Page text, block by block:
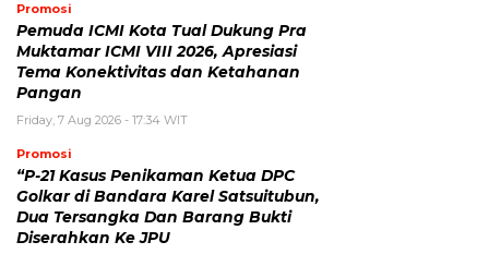
Promosi
Pemuda ICMI Kota Tual Dukung Pra
Muktamar ICMI VIII 2026, Apresiasi
Tema Konektivitas dan Ketahanan
Pangan
Friday, 7 Aug 2026 - 17:34 WIT
Promosi
“P-21 Kasus Penikaman Ketua DPC
Golkar di Bandara Karel Satsuitubun,
Dua Tersangka Dan Barang Bukti
Diserahkan Ke JPU